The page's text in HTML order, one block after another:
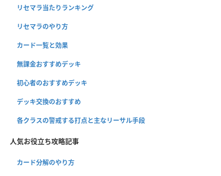
リセマラ当たりランキング
リセマラのやり方
カード一覧と効果
無課金おすすめデッキ
初心者のおすすめデッキ
デッキ交換のおすすめ
各クラスの警戒する打点と主なリーサル手段
人気お役立ち攻略記事
カード分解のやり方